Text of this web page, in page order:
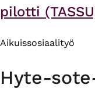
pilotti
Aikuissosiaalityö
Hyte-